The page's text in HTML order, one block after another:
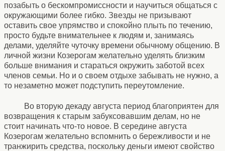
позабыть о бескомпромиссности и научиться общаться с
окружающими более гибко. Звезды не призывают
оставить свое упрямство и спокойно плыть по течению,
просто будьте внимательнее к людям и, занимаясь
делами, уделяйте чуточку времени обычному общению. В
личной жизни Козерогам желательно уделять близким
больше внимания и стараться окружить заботой всех
членов семьи. Но и о своем отдыхе забывать не нужно, а
то незаметно может подступить переутомление.
Во вторую декаду августа период благоприятен для
возвращения к старым забуксовавшим делам, но не
стоит начинать что-то новое. В середине августа
Козерогам желательно вспомнить о бережливости и не
транжирить средства, поскольку деньги имеют свойство